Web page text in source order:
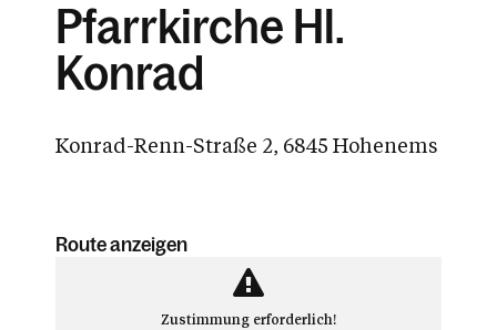
Pfarrkirche Hl.
Konrad
Konrad-Renn-Straße 2, 6845 Hohenems
Route anzeigen
Zustimmung erforderlich!